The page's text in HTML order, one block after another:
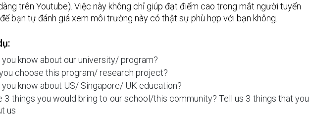
trên Youtube). Việc này không chỉ giúp đạt điểm cao trong mắt người tuyển
bạn tự đánh giá xem môi trường này có thật sự phù hợp với bạn không.
you know about our university/ program?
choose this program/ research project?
you know about US/ Singapore/ UK education?
3 things you would bring to our school/this community? Tell us 3 things that you
us